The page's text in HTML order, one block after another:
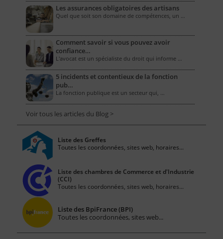
Les assurances obligatoires des artisans
Quel que soit son domaine de compétences, un …
Comment savoir si vous pouvez avoir
confiance…
L'avocat est un spécialiste du droit qui informe …
5 incidents et contentieux de la fonction
pub…
La fonction publique est un secteur qui, …
Voir tous les articles du Blog >
Liste des Greffes
Toutes les coordonnées, sites web, horaires...
Liste des chambres de Commerce et d'Industrie
(CCI)
Toutes les coordonnées, sites web, horaires...
Liste des BpiFrance (BPI)
Toutes les coordonnées, sites web...